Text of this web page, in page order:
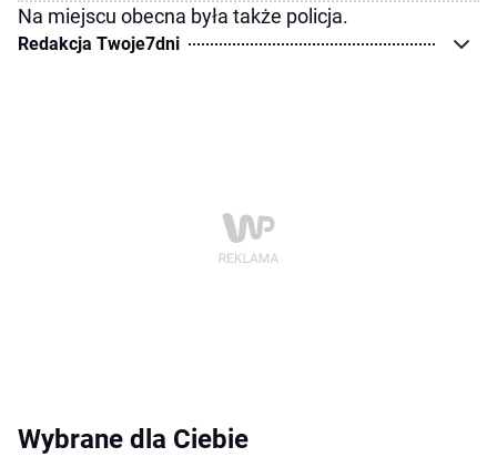
Na miejscu obecna była także policja.
Redakcja Twoje7dni
Wybrane dla Ciebie